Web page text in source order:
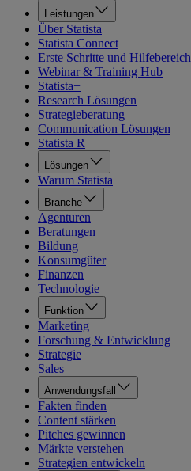
Leistungen
Über Statista
Statista Connect
Erste Schritte und Hilfebereich
Webinar & Training Hub
Statista+
Research Lösungen
Strategieberatung
Communication Lösungen
Statista R
Lösungen
Warum Statista
Branche
Agenturen
Beratungen
Bildung
Konsumgüter
Finanzen
Technologie
Funktion
Marketing
Forschung & Entwicklung
Strategie
Sales
Anwendungsfall
Fakten finden
Content stärken
Pitches gewinnen
Märkte verstehen
Strategien entwickeln